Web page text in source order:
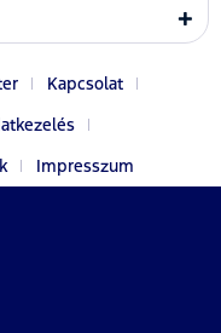
Kapcsolat
Impresszum